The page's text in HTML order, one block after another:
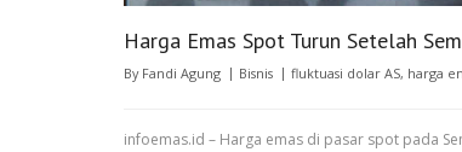
Harga Emas Spot Turun Setelah
By Fandi Agung Bisnis fluktuasi dolar AS, harga
infoemas.id – Harga emas di pasar spot pada